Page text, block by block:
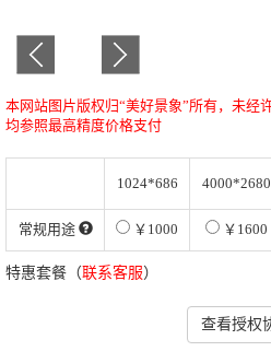
本网站图片版权归“美好景象”所有，未经
均参照最高精度价格支付
1024*686 4000*2680
常规用途 ￥1000 ￥1600
特惠套餐（联系客服）
查看授权